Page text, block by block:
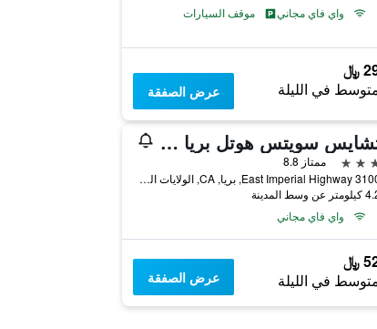
واي فاي مجاني
موقف السيارات
﷼
في الليلة عرض الصفقة
تشايس سويتس هوتل بريا فوليرتون
ممتاز 8.8
3100 East Imperial Highway, بريا, CA, الولايات المتحدة الأميريكية
عن وسط المدينة
واي فاي مجاني
﷼
في الليلة عرض الصفقة